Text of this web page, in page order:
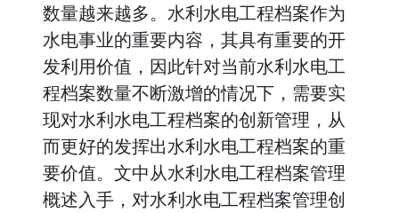
数量越来越多。水利水电工程档案作为
水电事业的重要内容，其具有重要的开
发利用价值，因此针对当前水利水电工
程档案数量不断激增的情况下，需要实
现对水利水电工程档案的创新管理，从
而更好的发挥出水利水电工程档案的重
要价值。文中从水利水电工程档案管理
概述入手，对水利水电工程档案管理创